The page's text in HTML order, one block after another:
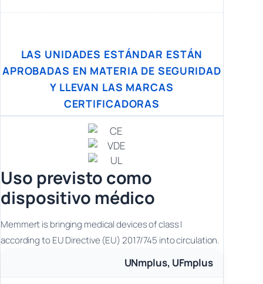
LAS UNIDADES ESTÁNDAR ESTÁN
APROBADAS EN MATERIA DE SEGURIDAD
Y LLEVAN LAS MARCAS
CERTIFICADORAS
Uso previsto como
dispositivo médico
Memmert is bringing medical devices of class I
according to EU Directive (EU) 2017/745 into circulation.
UNmplus, UFmplus